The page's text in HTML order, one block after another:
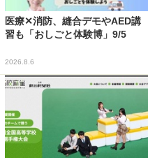
医療✕消防、縫合デモやAED講
習も「おしごと体験博」9/5
2026.8.6